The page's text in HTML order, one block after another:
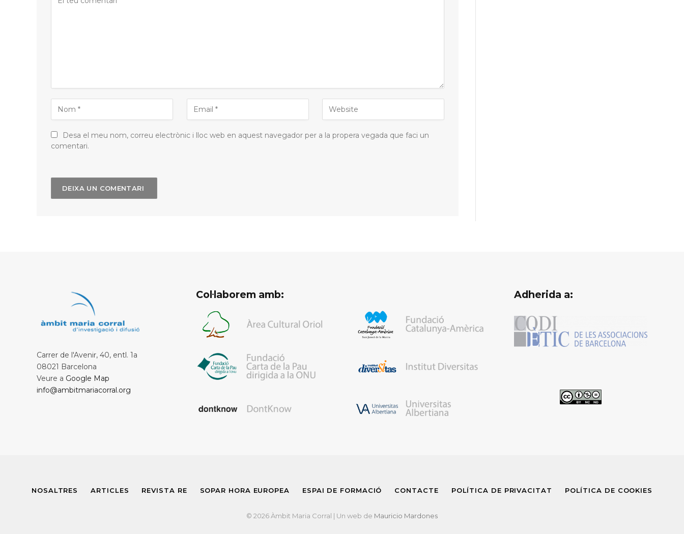
Desa el meu nom, correu electrònic i lloc web en aquest navegador per a la propera vegada que faci un
comentari.
Carrer de l'Avenir, 40, entl. 1a
08021 Barcelona
Veure a Google Map
info@ambitmariacorral.org
Col·laborem amb: Adherida a:
NOSALTRES ARTICLES REVISTA RE SOPAR HORA EUROPEA ESPAI DE FORMACIÓ CONTACTE POLÍTICA DE PRIVACITAT POLÍTICA DE COOKIES
© 2026 Àmbit Maria Corral | Un web de Mauricio Mardones